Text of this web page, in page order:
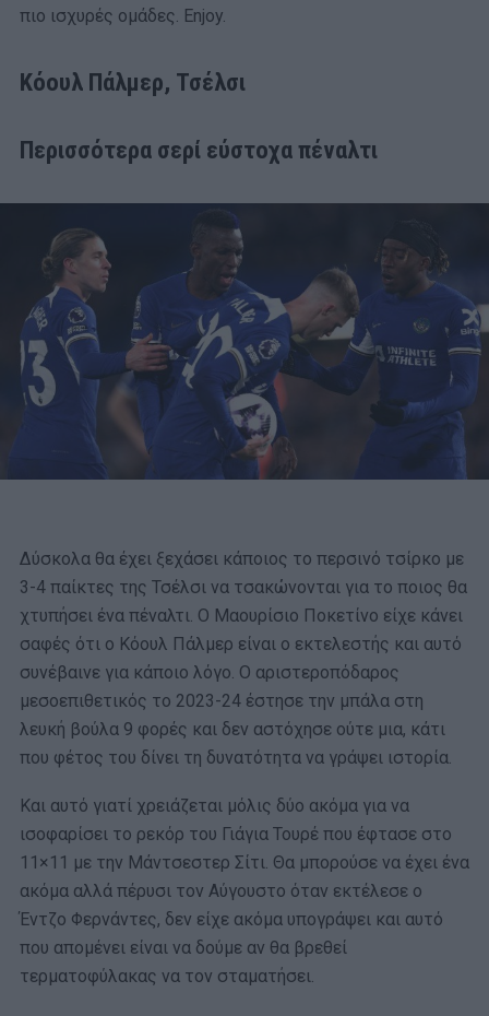
πιο ισχυρές ομάδες. Enjoy.
Κόουλ Πάλμερ, Τσέλσι
Περισσότερα σερί εύστοχα πέναλτι
Δύσκολα θα έχει ξεχάσει κάποιος το περσινό τσίρκο με
3-4 παίκτες της Τσέλσι να τσακώνονται για το ποιος θα
χτυπήσει ένα πέναλτι. Ο Μαουρίσιο Ποκετίνο είχε κάνει
σαφές ότι ο Κόουλ Πάλμερ είναι ο εκτελεστής και αυτό
συνέβαινε για κάποιο λόγο. Ο αριστεροπόδαρος
μεσοεπιθετικός το 2023-24 έστησε την μπάλα στη
λευκή βούλα 9 φορές και δεν αστόχησε ούτε μια, κάτι
που φέτος του δίνει τη δυνατότητα να γράψει ιστορία.
Και αυτό γιατί χρειάζεται μόλις δύο ακόμα για να
ισοφαρίσει το ρεκόρ του Γιάγια Τουρέ που έφτασε στο
11×11 με την Μάντσεστερ Σίτι. Θα μπορούσε να έχει ένα
ακόμα αλλά πέρυσι τον Αύγουστο όταν εκτέλεσε ο
Έντζο Φερνάντες, δεν είχε ακόμα υπογράψει και αυτό
που απομένει είναι να δούμε αν θα βρεθεί
τερματοφύλακας να τον σταματήσει.